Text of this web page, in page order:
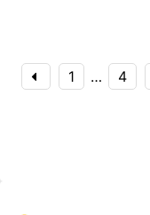
1 … 4